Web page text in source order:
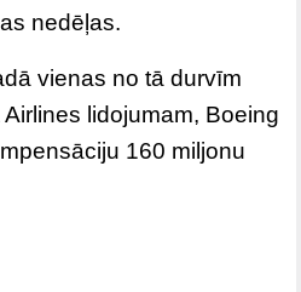
nedēļas.
vienas no tā durvīm
lidojumam, Boeing
160 miljonu